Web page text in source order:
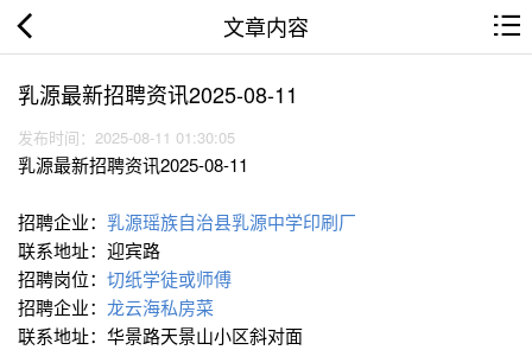
文章内容
乳源最新招聘资讯2025-08-11
发布时间：2025-08-11 01:30:05
乳源最新招聘资讯2025-08-11
招聘企业： 乳源瑶族自治县乳源中学印刷厂
联系地址：迎宾路
招聘岗位： 切纸学徒或师傅
招聘企业： 龙云海私房菜
联系地址：华景路天景山小区斜对面